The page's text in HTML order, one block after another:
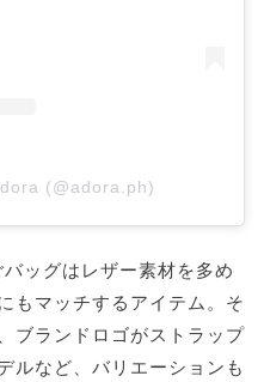
(@adora.ph)
ッグはレザー素材を多め
もマッチするアイテム。そ
ブランドロゴがストラップ
ルなど、バリエーションも